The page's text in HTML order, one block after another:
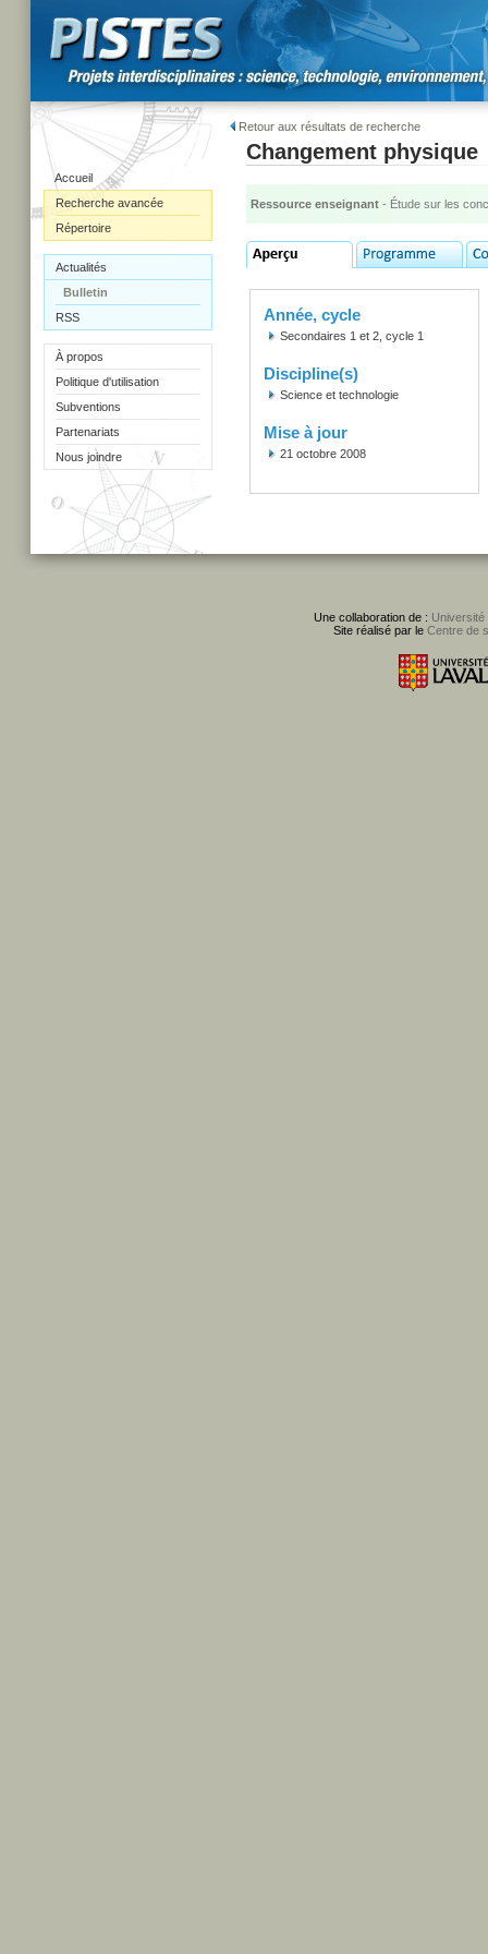
Accueil
Recherche avancée
Répertoire
Actualités
Bulletin
RSS
À propos
Politique d'utilisation
Subventions
Partenariats
Nous joindre
Retour aux résultats de recherche
Changement physique
Ressource enseignant - Étude sur les
Année, cycle
Secondaires 1 et 2, cycle 1
Discipline(s)
Science et technologie
Mise à jour
21 octobre 2008
Une collaboration de : Université
Site réalisé par le Centre de